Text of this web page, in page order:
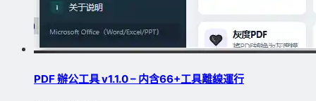
PDF 辦公工具 v1.1.0 – 内含66+工具離線運行